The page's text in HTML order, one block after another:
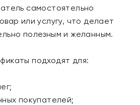
самостоятельно
или услугу, что делает
полезным и желанным.
подходят для:
покупателей;